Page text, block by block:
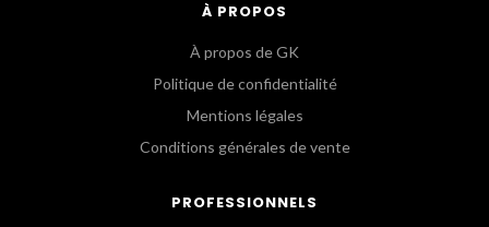
À PROPOS
À propos de GK
Politique de confidentialité
Mentions légales
Conditions générales de vente
PROFESSIONNELS